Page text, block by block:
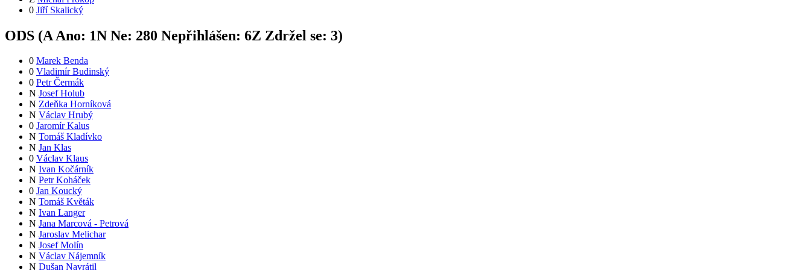
0 Jiří Skalický
ODS (A Ano: 1N Ne: 280 Nepřihlášen: 6Z Zdržel se: 3)
0 Marek Benda
0 Vladimír Budinský
0 Petr Čermák
N Josef Holub
N Zdeňka Horníková
N Václav Hrubý
0 Jaromír Kalus
N Tomáš Kladívko
N Jan Klas
0 Václav Klaus
N Ivan Kočárník
N Petr Koháček
0 Jan Koucký
N Tomáš Květák
N Ivan Langer
N Jana Marcová - Petrová
N Jaroslav Melichar
N Josef Molín
N Václav Nájemník
N Dušan Navrátil